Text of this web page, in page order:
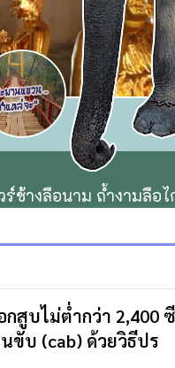
ร์ช้างลือนาม ถ้ำงามลือ
สูบไม่ต่ำกว่า 2,400
ขับ (cab) ด้วยวิธีปร